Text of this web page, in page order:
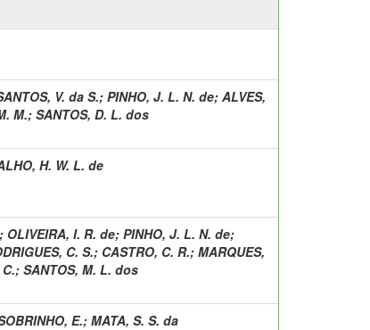
V. da S.; PINHO, J. L. N. de; ALVES,
M.; SANTOS, D. L. dos
H. W. L. de
; OLIVEIRA, I. R. de; PINHO, J. L. N. de;
C. S.; CASTRO, C. R.; MARQUES,
; SANTOS, M. L. dos
E.; MATA, S. S. da